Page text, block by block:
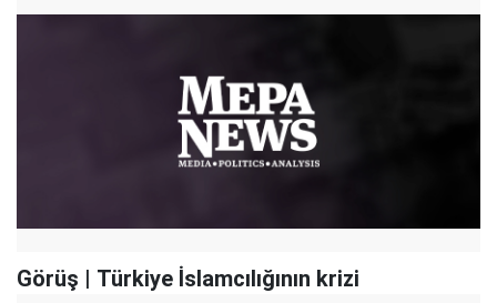
Görüş | Türkiye İslamcılığının krizi